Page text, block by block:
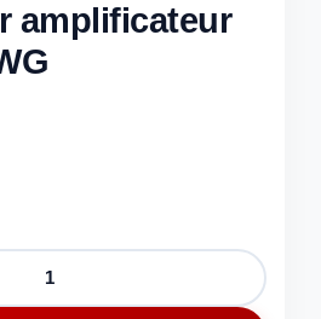
amplificateur